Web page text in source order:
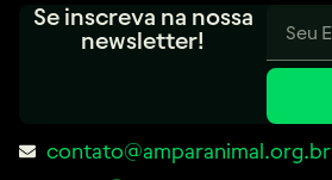
Se inscreva na nossa
newsletter!
contato@amparanimal.org.br